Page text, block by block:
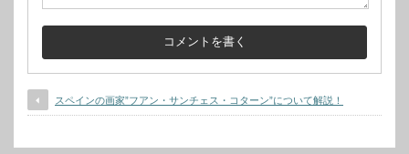
スペインの画家”フアン・サンチェス・コターン”について解説！